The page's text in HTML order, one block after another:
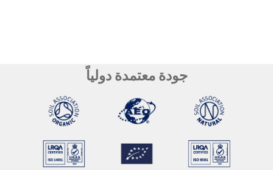
جودة معتمدة دولياً